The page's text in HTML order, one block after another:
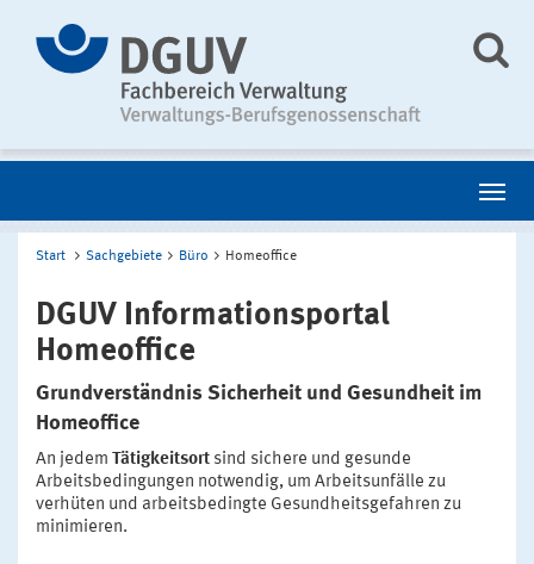
Start Sachgebiete Büro Homeoffice
DGUV Informationsportal
Homeoffice
Grundverständnis Sicherheit und Gesundheit im
Homeoffice
An jedem Tätigkeitsort sind sichere und gesunde
Arbeitsbedingungen notwendig, um Arbeitsunfälle zu
verhüten und arbeitsbedingte Gesundheitsgefahren zu
minimieren.